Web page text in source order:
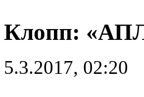
Клопп: «АПЛ
5.3.2017, 02:20